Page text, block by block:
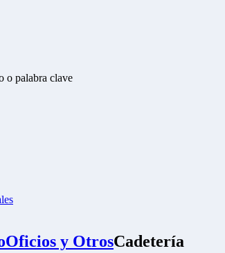
o palabra clave
Oficios y OtrosCadetería